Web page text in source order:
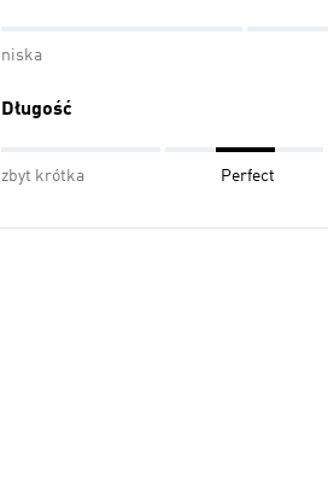
niska
Długość
zbyt krótka Perfect